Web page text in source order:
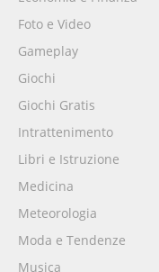
Foto e Video
Gameplay
Giochi
Giochi Gratis
Intrattenimento
Libri e Istruzione
Medicina
Meteorologia
Moda e Tendenze
Musica